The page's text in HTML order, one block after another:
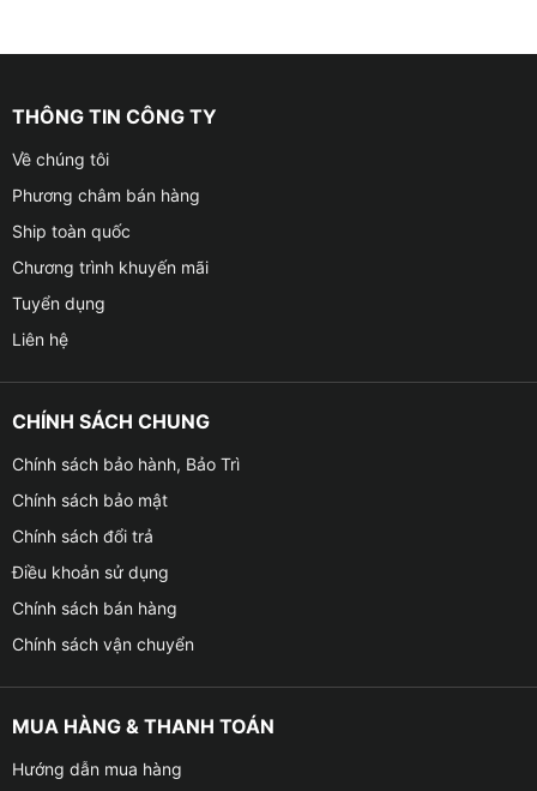
THÔNG TIN CÔNG TY
Về chúng tôi
Phương châm bán hàng
Ship toàn quốc
Chương trình khuyến mãi
Tuyển dụng
Liên hệ
CHÍNH SÁCH CHUNG
Chính sách bảo hành, Bảo Trì
Chính sách bảo mật
Chính sách đổi trả
Điều khoản sử dụng
Chính sách bán hàng
Chính sách vận chuyển
MUA HÀNG & THANH TOÁN
Hướng dẫn mua hàng